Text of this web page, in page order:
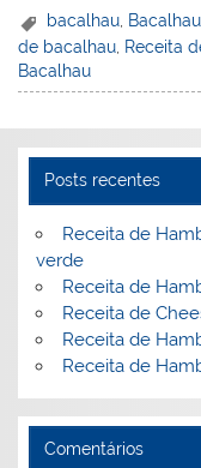
er
e
st
k
e
dI
c
e
b
o
k
bacalhau
de bacalhau Receita
Bacalhau
Posts recentes
Receita de
verde
Receita de
Receita de
Receita de
Receita de
Comentários